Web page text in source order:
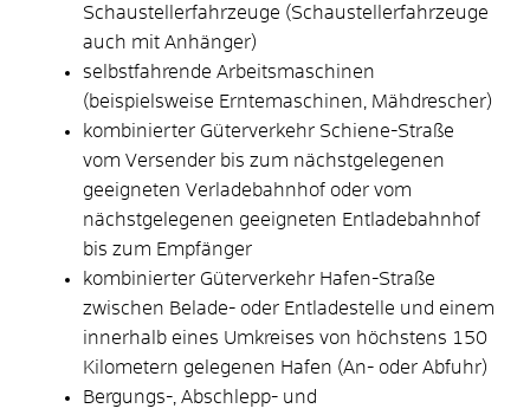
Schaustellerfahrzeuge (Schaustellerfahrzeuge
auch mit Anhänger)
selbstfahrende Arbeitsmaschinen
(beispielsweise Erntemaschinen, Mähdrescher)
kombinierter Güterverkehr Schiene-Straße
vom Versender bis zum nächstgelegenen
geeigneten Verladebahnhof oder vom
nächstgelegenen geeigneten Entladebahnhof
bis zum Empfänger
kombinierter Güterverkehr Hafen-Straße
zwischen Belade- oder Entladestelle und einem
innerhalb eines Umkreises von höchstens 150
Kilometern gelegenen Hafen (An- oder Abfuhr)
Bergungs-, Abschlepp- und